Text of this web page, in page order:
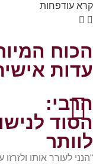
קרא עודפחות
הכוח
עדות
הרבי:
הסוד
לוותר
“הנני לעורר אותו